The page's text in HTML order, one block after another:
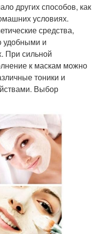
других способов, как
условиях.
средства,
удобными и
При сильной
к маскам можно
тоники и
Выбор